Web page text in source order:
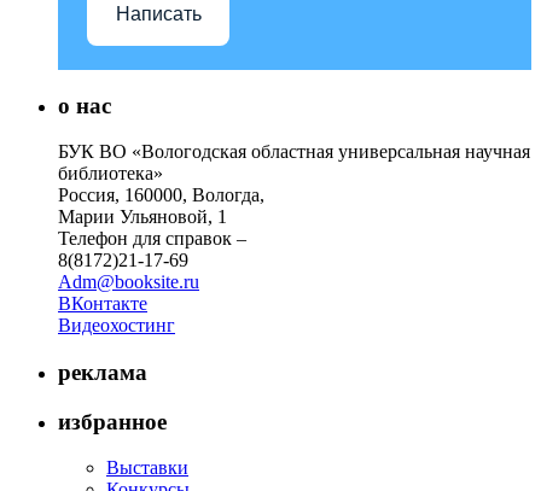
Написать
о нас
БУК ВО «Вологодская областная универсальная научная
библиотека»
Россия, 160000, Вологда,
Марии Ульяновой, 1
Телефон для справок –
8(8172)21-17-69
Adm@booksite.ru
ВКонтакте
Видеохостинг
реклама
избранное
Выставки